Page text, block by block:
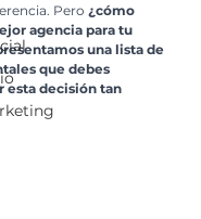
Pero ¿cómo
agencia para tu
una lista de
que debes
esta decisión tan